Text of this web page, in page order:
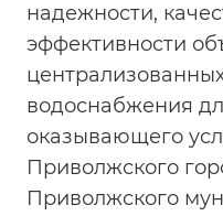
надежности,
эффективности
водоснабжения
оказывающего
Приволжского
Приволжского